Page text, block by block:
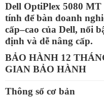
Dell OptiPlex 5080
tính để bàn doanh
cấp–cao của Dell, nổi
định và dễ nâng cấp.
BẢO HÀNH 12
GIAN BẢO HÀNH
Thông số cơ bản